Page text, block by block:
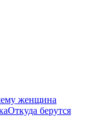
женщина
Откуда берутся